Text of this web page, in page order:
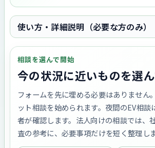
使い方・詳細説明（必要な方のみ）
相談を選んで開始
今の状況に近いものを選
フォームを先に埋める必要はありません
ット相談を始められます。夜間のEV相談
者が確認します。法人向けの相談では、
査の参考に、必要事項だけを短く整理しま